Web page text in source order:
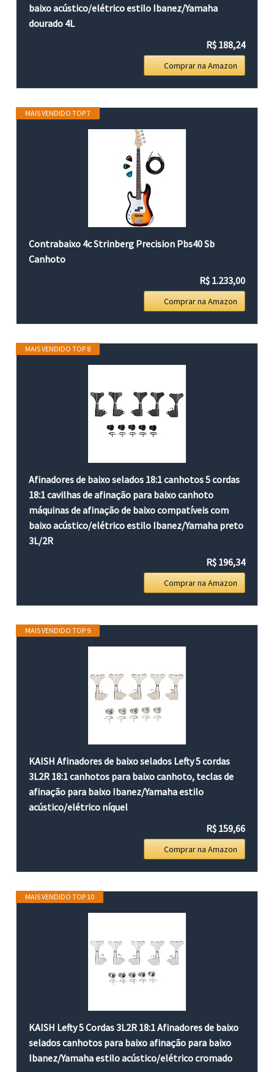
baixo acústico/elétrico estilo Ibanez/Yamaha
dourado 4L
R$ 188,24
Comprar na Amazon
MAIS VENDIDO TOP 7
Contrabaixo 4c Strinberg Precision Pbs40 Sb
Canhoto
R$ 1.233,00
Comprar na Amazon
MAIS VENDIDO TOP 8
Afinadores de baixo selados 18:1 canhotos 5 cordas
18:1 cavilhas de afinação para baixo canhoto
máquinas de afinação de baixo compatíveis com
baixo acústico/elétrico estilo Ibanez/Yamaha preto
3L/2R
R$ 196,34
Comprar na Amazon
MAIS VENDIDO TOP 9
KAISH Afinadores de baixo selados Lefty 5 cordas
3L2R 18:1 canhotos para baixo canhoto, teclas de
afinação para baixo Ibanez/Yamaha estilo
acústico/elétrico níquel
R$ 159,66
Comprar na Amazon
MAIS VENDIDO TOP 10
KAISH Lefty 5 Cordas 3L2R 18:1 Afinadores de baixo
selados canhotos para baixo afinação para baixo
Ibanez/Yamaha estilo acústico/elétrico cromado